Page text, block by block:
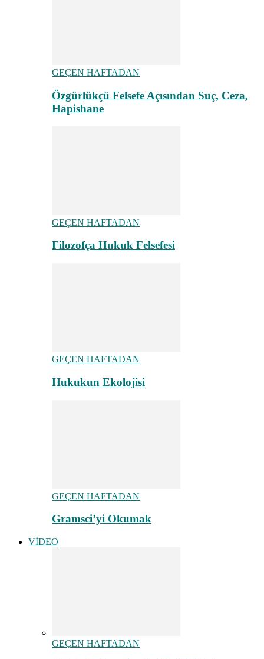
GEÇEN HAFTADAN
Özgürlükçü Felsefe Açısından Suç, Ceza,
Hapishane
GEÇEN HAFTADAN
Filozofça Hukuk Felsefesi
GEÇEN HAFTADAN
Hukukun Ekolojisi
GEÇEN HAFTADAN
Gramsci’yi Okumak
VİDEO
GEÇEN HAFTADAN